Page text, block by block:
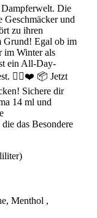
Die
Geschmäcker und
zu ihren
Grund! Egal ob im
im Winter als
ein All-Day-
🧛‍♂️❤️ 📦 Jetzt
Sichere dir
14 ml und
das Besondere
Menthol ,